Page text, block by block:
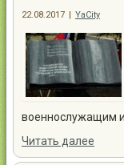
22.08.2017 | YaCity
военнослужащим
Читать далее